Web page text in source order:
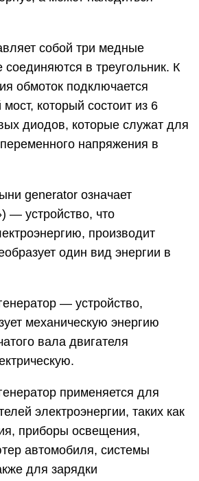
собой три медные
соединяются в треугольник. К
обмоток подключается
который состоит из 6
диодов, которые служат для
напряжения в
generator означает
— устройство, что
производит
один вид энергии в
— устройство,
механическую энергию
вала двигателя
применяется для
электроэнергии, таких как
приборы освещения,
автомобиля, системы
для зарядки